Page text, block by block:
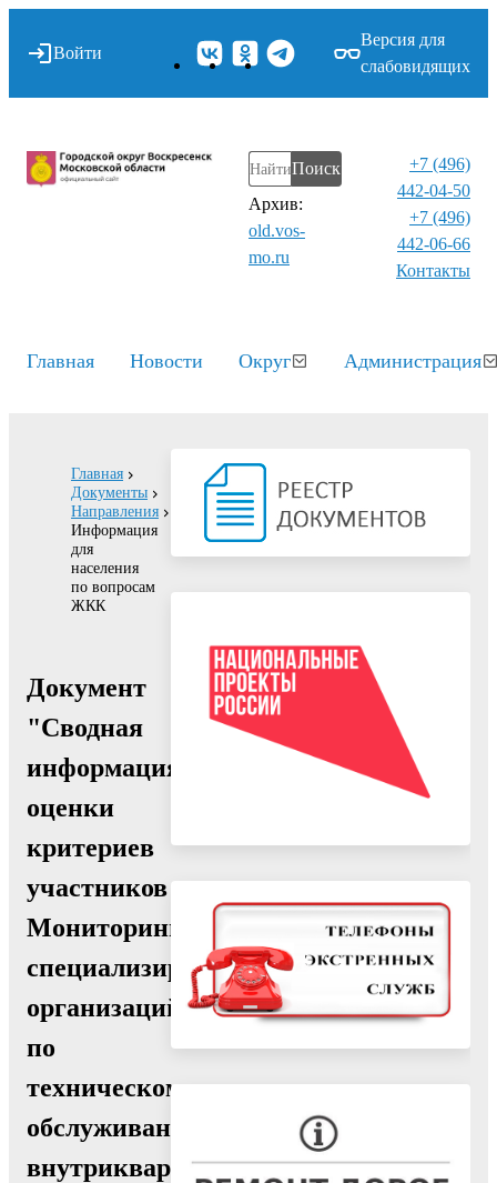
Войти
Версия для
слабовидящих
Поиск
Архив:
old.vos-
mo.ru
+7 (496)
442-04-50
+7 (496)
442-06-66
Контакты⁠
Главная Новости Округ Администрация
Главная
Документы
Направления
Информация
для
населения
по вопросам
ЖКК
Документ
"Сводная
информация
оценки
критериев
участников
Мониторинга
специализированных
организаций
по
техническому
обслуживанию
внутриквартирного